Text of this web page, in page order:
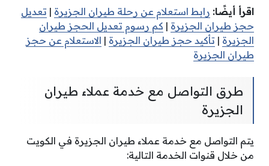
اقرأ أيضًا: رابط استعلام عن رحلة طيران الجزيرة | تعديل
حجز طيران الجزيرة | كم رسوم تعديل الحجز طيران
الجزيرة | تأكيد حجز طيران الجزيرة | الاستعلام عن حجز
طيران الجزيرة
طرق التواصل مع خدمة عملاء طيران
الجزيرة
يتم التواصل مع خدمة عملاء طيران الجزيرة في الكويت
من خلال قنوات الخدمة التالية: